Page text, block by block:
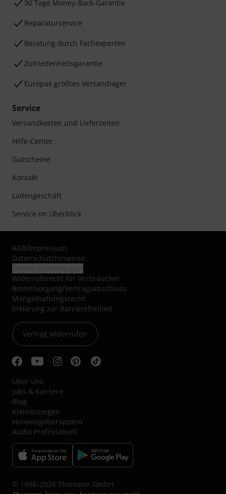
30 Tage Money-Back-Garantie
Reparaturservice
Beratung durch Fachexperten
Zufriedenheitsgarantie
Europas größtes Versandlager
Service
Versandkosten und Lieferzeiten
Hilfe-Center
Gutscheine
Kontakt
Ladengeschäft
Service im Überblick
AGB/Impressum
Datenschutzhinweise
Widerrufsrecht für Verbraucher
Bestellvorgang/Vertragsabschluss
Mängelhaftungsrecht
Erklärung zur Barrierefreiheit
Vertrag widerrufen
Über uns
Jobs & Karriere
Blog
Kleinanzeigen
Hinweisgebersystem
Audio Professionell
© 1996–2026 Thomann GmbH.